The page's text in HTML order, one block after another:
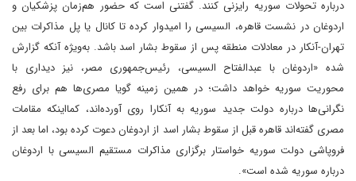
درباره تحولات سوریه رایزنی کنند. گفتنی است که حضور هم‌زمان پزشکیان و
اردوغان در نشست قاهره، السیسی را امیدوار کرده تا کانال یا پل مذاکرات بین
تهران-آنکار در معادلات منطقه پس از سقوط بشار اسد باشد. به‌ویژه آنکه گزارش
شده «اردوغان با عبدالفتاح السیسی، رئیس‌‌‌جمهوری مصر، نیز دیداری با
محوریت سوریه خواهد داشت؛ در همین زمینه گویا مصری‌ها هم برای رفع
نگرانی‌ها درباره دولت جدید سوریه به آنکارا روی آورده‌اند، کما‌اینکه مقامات
مصری گفته‌‌‌اند قاهره قبل از سقوط بشار اسد از اردوغان دعوت کرده بود، اما بعد از
فروپاشی دولت سوریه خواستار برگزاری مذاکرات مستقیم السیسی با اردوغان
درباره سوریه شده است».